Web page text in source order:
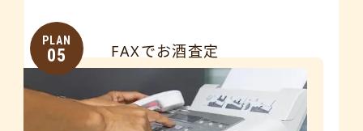
PLAN
05 FAXでお酒査定